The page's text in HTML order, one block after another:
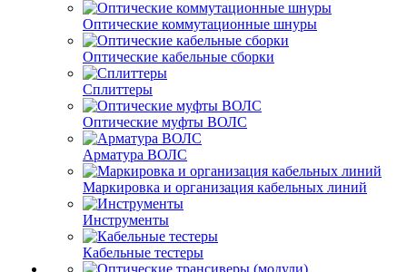
Оптические коммутационные шнуры
Оптические кабельные сборки
Сплиттеры
Оптические муфты ВОЛС
Арматура ВОЛС
Маркировка и организация кабельных линий
Инструменты
Кабельные тестеры